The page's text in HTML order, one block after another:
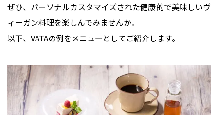
ぜひ、パーソナルカスタマイズされた健康的で美味しいヴ
ィーガン料理を楽しんでみませんか。
以下、VATAの例をメニューとしてご紹介します。